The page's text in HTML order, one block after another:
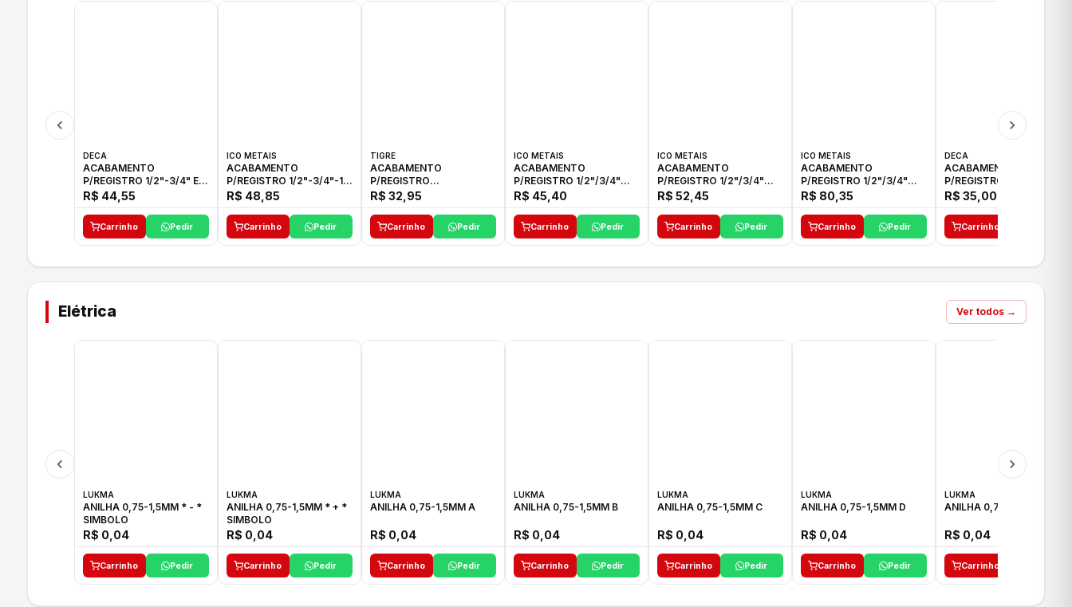
DECA
ACABAMENTO
P/REGISTRO 1/2"-3/4" E
1"C21.PQ DECA
R$ 44,55
Carrinho Pedir
ICO METAIS
ACABAMENTO
P/REGISTRO 1/2"-3/4"-1"
ACB M CS 33 ICO
R$ 48,85
Carrinho Pedir
TIGRE
ACABAMENTO
P/REGISTRO
1/2"-3/4"-1"ELLA CROSS
R$ 32,95
Carrinho Pedir
ICO METAIS
ACABAMENTO
P/REGISTRO 1/2"/3/4"
1416 ACB 33 E ICO
R$ 45,40
Carrinho Pedir
ICO METAIS
ACABAMENTO
P/REGISTRO 1/2"/3/4"
1416 C-50 ICO
R$ 52,45
Carrinho Pedir
ICO METAIS
ACABAMENTO
P/REGISTRO 1/2"/3/4"
ACB CS ALV E ICO
R$ 80,35
Carrinho Pedir
DECA
ACABAMENTO
P/REGISTRO 1/2"/3/4" C-
35 DECA
R$ 35,00
Carrinho
Elétrica Ver todos →
LUKMA
ANILHA 0,75-1,5MM * - *
SIMBOLO
R$ 0,04
Carrinho Pedir
LUKMA
ANILHA 0,75-1,5MM * + *
SIMBOLO
R$ 0,04
Carrinho Pedir
LUKMA
ANILHA 0,75-1,5MM A
R$ 0,04
Carrinho Pedir
LUKMA
ANILHA 0,75-1,5MM B
R$ 0,04
Carrinho Pedir
LUKMA
ANILHA 0,75-1,5MM C
R$ 0,04
Carrinho Pedir
LUKMA
ANILHA 0,75-1,5MM D
R$ 0,04
Carrinho Pedir
LUKMA
ANILHA 0,75-1,5MM E
R$ 0,04
Carrinho